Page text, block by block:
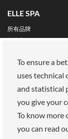
ELLE SPA
所有品牌
保真卡
关于我们
我们的使命
支付方式
法律领域
隐私政策
销售条款
To ensure a
uses technical
and statistical
you give your
To know more
you can read